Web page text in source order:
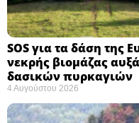
SOS για τα δάση της
νεκρής βιομάζας
δασικών πυρκαγιών
4 Αυγούστου 2026